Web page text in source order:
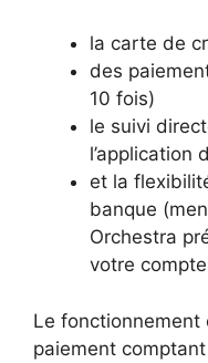
la carte de
des
10 fois)
le suivi
l’application
et la
banque
Orchestra
votre
Le fonctionnement
paiement